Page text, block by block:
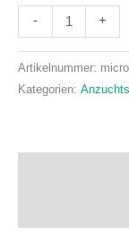
- +
Artikelnummer:
Kategorien: